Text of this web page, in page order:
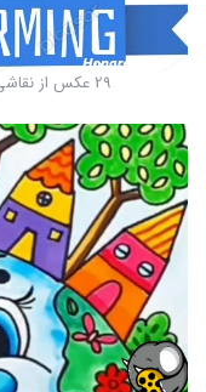
29 عکس از نقاشی کره زمین آلوده و تأثیر آن بر آینده ما